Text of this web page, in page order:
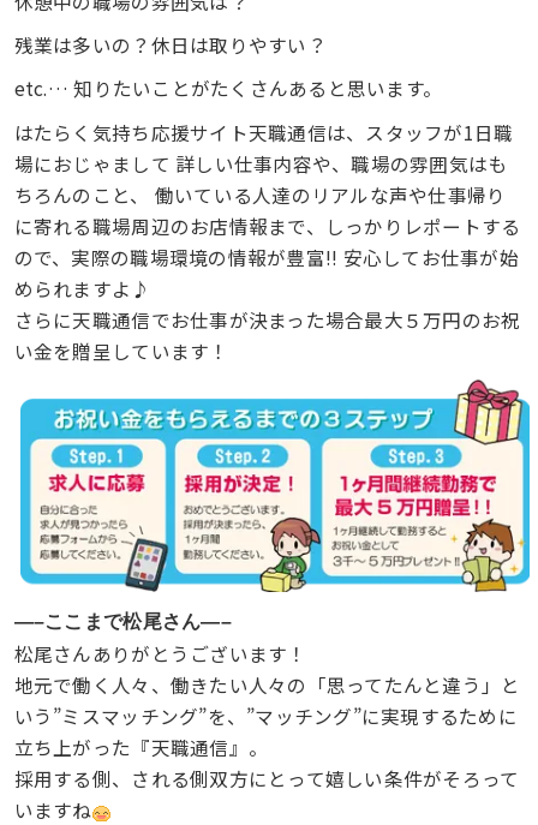
残業は多いの？休日は取りやすい？
etc.… 知りたいことがたくさんあると思います。
はたらく気持ち応援サイト天職通信は、スタッフが1日職
場におじゃまして 詳しい仕事内容や、職場の雰囲気はも
ちろんのこと、 働いている人達のリアルな声や仕事帰り
に寄れる職場周辺のお店情報まで、しっかりレポートする
ので、実際の職場環境の情報が豊富!! 安心してお仕事が始
められますよ♪
さらに天職通信でお仕事が決まった場合最大５万円のお祝
い金を贈呈しています！
—–ここまで松尾さん—–
松尾さんありがとうございます！
地元で働く人々、働きたい人々の「思ってたんと違う」と
いう”ミスマッチング”を、”マッチング”に実現するために
立ち上がった『天職通信』。
採用する側、される側双方にとって嬉しい条件がそろって
いますね